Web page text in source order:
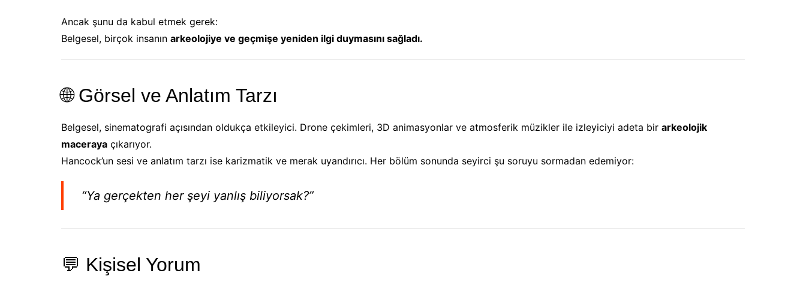
Ancak şunu da kabul etmek gerek:
Belgesel, birçok insanın arkeolojiye ve geçmişe yeniden ilgi duymasını sağladı.
🌐 Görsel ve Anlatım Tarzı
Belgesel, sinematografi açısından oldukça etkileyici. Drone çekimleri, 3D animasyonlar ve atmosferik müzikler ile izleyiciyi adeta bir arkeolojik
maceraya çıkarıyor.
Hancock’un sesi ve anlatım tarzı ise karizmatik ve merak uyandırıcı. Her bölüm sonunda seyirci şu soruyu sormadan edemiyor:
“Ya gerçekten her şeyi yanlış biliyorsak?”
💬 Kişisel Yorum